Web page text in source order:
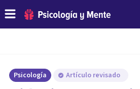
Psicología Artículo revisado